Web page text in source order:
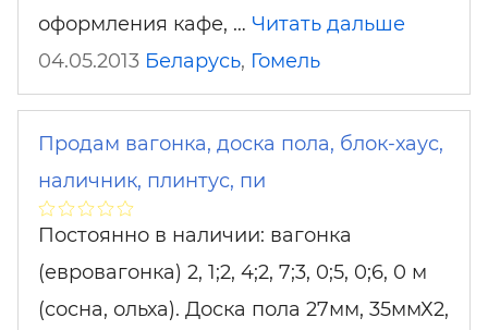
оформления кафе, … Читать дальше
04.05.2013 Беларусь, Гомель
Продам вагонка, доска пола, блок-хаус,
наличник, плинтус, пи
Постоянно в наличии: вагонка
(евровагонка) 2, 1;2, 4;2, 7;3, 0;5, 0;6, 0 м
(сосна, ольха). Доска пола 27мм, 35ммХ2,